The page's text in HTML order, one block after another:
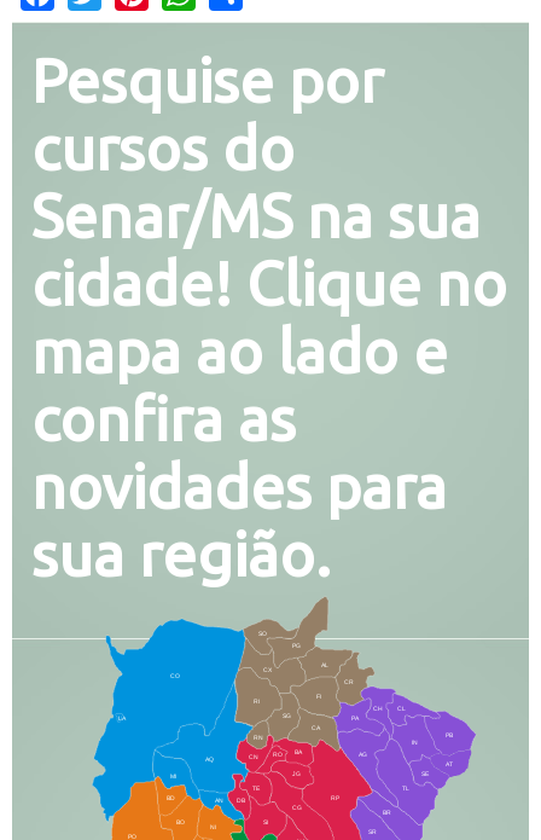
Pesquise por
cursos do
Senar/MS na sua
cidade! Clique no
mapa ao lado e
confira as
novidades para
sua região.
CO
AQ
MI
AN
CX
RI
AL
CR
FI
SG
BA
CA
PA
CH CL
PB
SE
TL
AG
BR
SR
RP
RO
JG
CG
SI
BD
BO
NI
PO
DB
TE
IN
RN
CN
AT
PG
SO
LA